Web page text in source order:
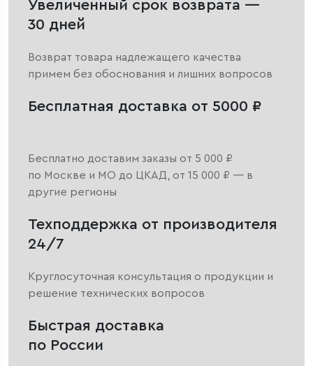
Увеличенный срок возврата —
30 дней
Возврат товара надлежащего качества
примем без обоснования и лишних вопросов
Бесплатная доставка от 5000 ₽
Бесплатно доставим заказы от 5 000 ₽
по Москве и МО до ЦКАД, от 15 000 ₽ — в
другие регионы
Техподдержка от производителя
24/7
Круглосуточная консультация о продукции и
решение технических вопросов
Быстрая доставка
по России